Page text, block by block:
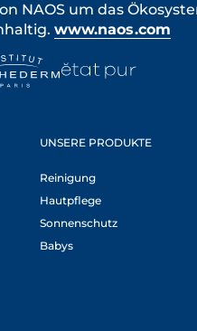
NAOS um das
www.naos.com
UNSERE PRODUKTE
Reinigung
Hautpflege
Sonnenschutz
Babys